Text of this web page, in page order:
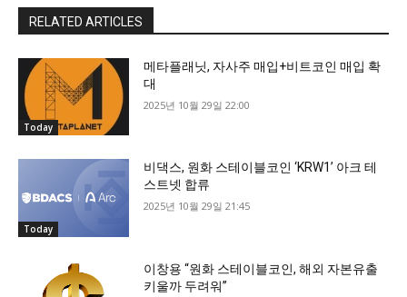
RELATED ARTICLES
Today
메타플래닛, 자사주 매입+비트코인 매입 확
대
2025년 10월 29일 22:00
Today
비댁스, 원화 스테이블코인 ‘KRW1’ 아크 테
스트넷 합류
2025년 10월 29일 21:45
이창용 “원화 스테이블코인, 해외 자본유출
키울까 두려워”